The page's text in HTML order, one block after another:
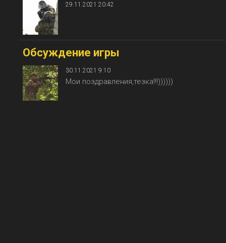
29.11.2021 20:42
Обсуждение игры
30.11.2021 9:10
Мои поздравления,тезка!!!))))))